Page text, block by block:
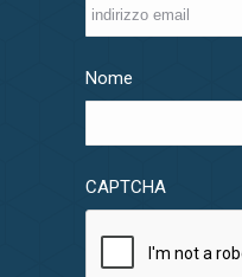
Nome
CAPTCHA